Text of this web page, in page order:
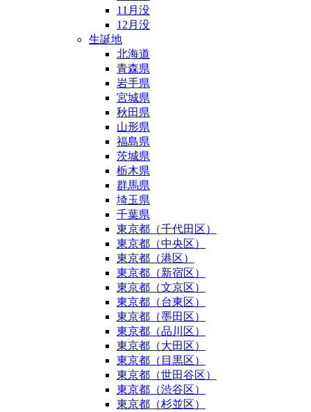
11月没
12月没
生誕地
北海道
青森県
岩手県
宮城県
秋田県
山形県
福島県
茨城県
栃木県
群馬県
埼玉県
千葉県
東京都（千代田区）
東京都（中央区）
東京都（港区）
東京都（新宿区）
東京都（文京区）
東京都（台東区）
東京都（墨田区）
東京都（品川区）
東京都（大田区）
東京都（目黒区）
東京都（世田谷区）
東京都（渋谷区）
東京都（杉並区）